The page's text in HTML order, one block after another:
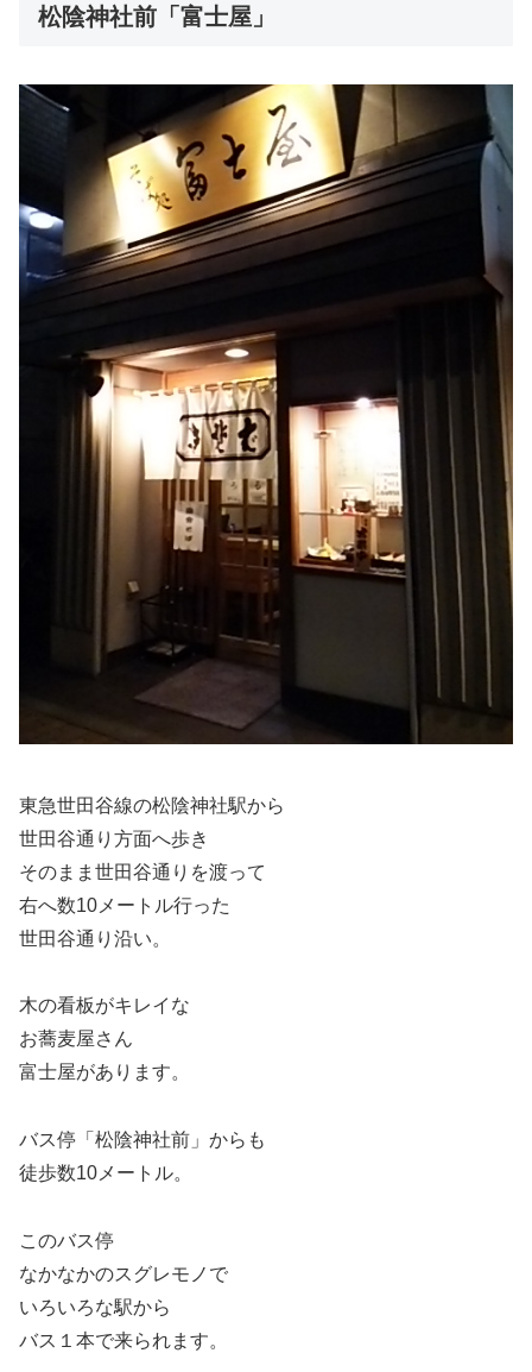
松陰神社前「富士屋」
東急世田谷線の松陰神社駅から
世田谷通り方面へ歩き
そのまま世田谷通りを渡って
右へ数10メートル行った
世田谷通り沿い。
木の看板がキレイな
お蕎麦屋さん
富士屋があります。
バス停「松陰神社前」からも
徒歩数10メートル。
このバス停
なかなかのスグレモノで
いろいろな駅から
バス１本で来られます。